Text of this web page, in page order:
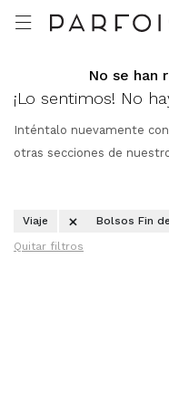

No se han
¡Lo sentimos! No
Inténtalo nuevamente
otras secciones de
Viaje Bolsos Fin
Quitar filtros